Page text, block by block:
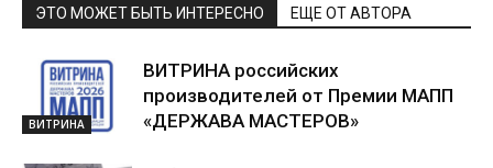
ЭТО МОЖЕТ БЫТЬ ИНТЕРЕСНО ЕЩЕ ОТ АВТОРА
ВИТРИНА
ВИТРИНА российских
производителей от Премии МАПП
«ДЕРЖАВА МАСТЕРОВ»